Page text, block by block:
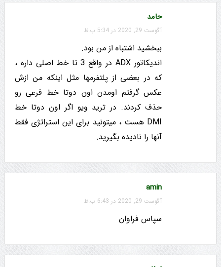
حامد
آگوست 29, 2020 در 5:34 ب.ظ
ببخشید اشتباه از من بود.
اندیکاتور ADX در واقع 3 تا خط اصلی داره ،
که در بعضی از پلتفرمها مثل اینکه من ازش
عکس گرفتم اومدن اون دوتا خط فرعی رو
حذف کردند. در ترید ویو اگر اون دوتا خط
DMI هست ، میتونید برای این استراتژی فقط
آنها را نادیده بگیرید.
amin
آگوست 29, 2020 در 6:43 ب.ظ
سپاس فراوان